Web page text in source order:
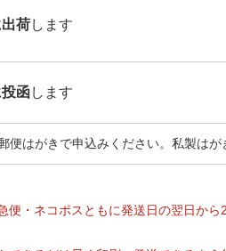
荷します
函します
便はがきで申込みください。私製はが
便・ネコポスともに発送日の翌日か